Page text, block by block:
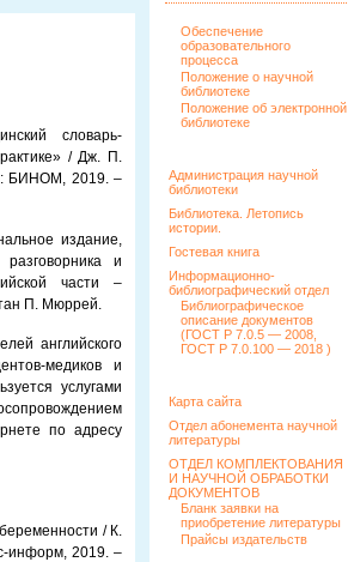
словарь-
/ Дж. П.
БИНОМ, 2019. –
издание,
и
части –
П. Мюррей.
английского
медиков и
услугами
по адресу
/ К.
информ, 2019. –
Обеспечение
образовательного
процесса
Положение о научной
библиотеке
Положение об электронной
библиотеке
Администрация научной
библиотеки
Библиотека. Летопись
истории.
Гостевая книга
Информационно-
библиографический отдел
Библиографическое
описание документов
(ГОСТ Р 7.0.5 — 2008,
ГОСТ Р 7.0.100 — 2018 )
Карта сайта
Отдел абонемента научной
литературы
ОТДЕЛ КОМПЛЕКТОВАНИЯ
И НАУЧНОЙ ОБРАБОТКИ
ДОКУМЕНТОВ
Бланк заявки на
приобретение литературы
Прайсы издательств